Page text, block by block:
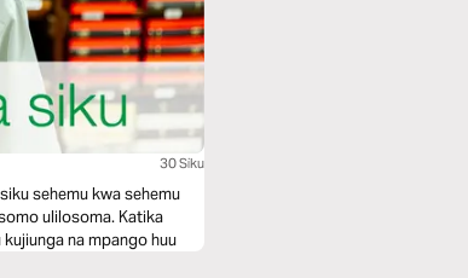
30 Siku
sehemu kwa sehemu
ulilosoma. Katika
na mpango huu